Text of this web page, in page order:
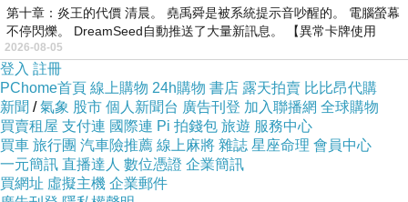
第十章：炎王的代價 清晨。 堯禹舜是被系統提示音吵醒的。 電腦螢幕
不停閃爍。 DreamSeed自動推送了大量新訊息。 【異常卡牌使用
2026-08-05
登入 註冊
PChome首頁 線上購物 24h購物 書店 露天拍賣 比比昂代購
新聞 /氣象 股市 個人新聞台 廣告刊登 加入聯播網 全球購物
買賣租屋 支付連 國際連 Pi 拍錢包 旅遊 服務中心
買車 旅行團 汽車險推薦 線上麻將 雜誌 星座命理 會員中心
一元簡訊 直播達人 數位憑證 企業簡訊
買網址 虛擬主機 企業郵件